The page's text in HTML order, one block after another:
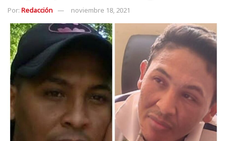
Por: Redacción noviembre 18, 2021